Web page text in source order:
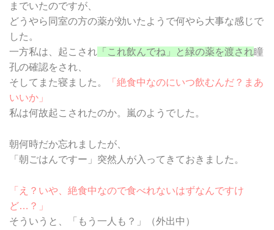
までいたのですが、
どうやら同室の方の薬が効いたようで何やら大事な感じで
した。
一方私は、起こされ 「これ飲んでね」と緑の薬を渡され瞳
孔の確認をされ、
そしてまた寝ました。
「絶食中なのにいつ飲むんだ？まあ
いいか」
私は何故起こされたのか。嵐のようでした。
朝何時だか忘れましたが、
「朝ごはんですー」突然人が入ってきておきました。
「え？いや、絶食中なので食べれないはずなんですけ
ど…？」
そういうと、「もう一人も？」（外出中）